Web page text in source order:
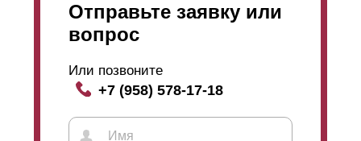
Отправьте заявку или
вопрос
Или позвоните
+7 (958) 578-17-18